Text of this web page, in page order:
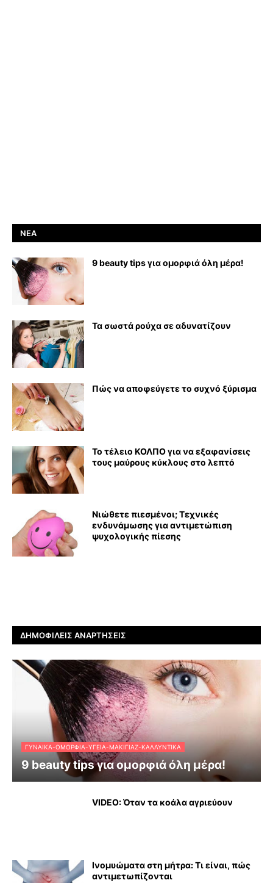
ΝΈΑ
9 beauty tips για ομορφιά όλη μέρα!
Τα σωστά ρούχα σε αδυνατίζουν
Πώς να αποφεύγετε το συχνό ξύρισμα
Το τέλειο ΚΟΛΠΟ για να εξαφανίσεις
τους μαύρους κύκλους στο λεπτό
Νιώθετε πιεσμένοι; Τεχνικές
ενδυνάμωσης για αντιμετώπιση
ψυχολογικής πίεσης
ΔΗΜΟΦΙΛΕΊΣ ΑΝΑΡΤΉΣΕΙΣ
ΓΥΝΑΊΚΑ-ΟΜΟΡΦΙΆ-ΥΓΕΊΑ-ΜΑΚΙΓΙΆΖ-ΚΑΛΛΥΝΤΙΚΆ
9 beauty tips για ομορφιά όλη μέρα!
VIDEO: Όταν τα κοάλα αγριεύουν
Ινομυώματα στη μήτρα: Τι είναι, πώς
αντιμετωπίζονται